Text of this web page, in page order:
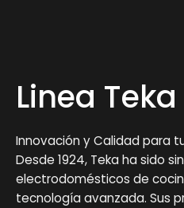
Linea Teka
Innovación y Calidad para
Desde 1924, Teka ha sido
electrodomésticos de
tecnología avanzada. Sus